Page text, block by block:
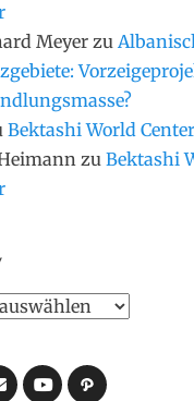
Meyerzu
Bektashi World Center
zu Bektashi
E-
Pfad